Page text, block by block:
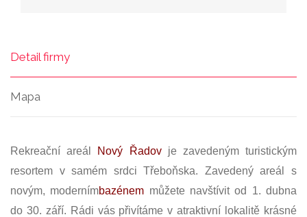
Detail firmy
Mapa
Rekreační areál Nový Řadovje zavedeným turistickým
resortem v samém srdci Třeboňska. Zavedený areál s
novým, modernímbazénem můžete navštívit od 1. dubna
do 30. září. Rádi vás přivítáme v atraktivní lokalitě krásné